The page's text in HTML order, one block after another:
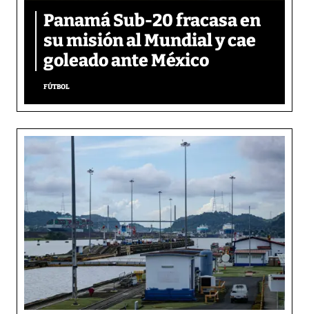
Panamá Sub-20 fracasa en
su misión al Mundial y cae
goleado ante México
FÚTBOL